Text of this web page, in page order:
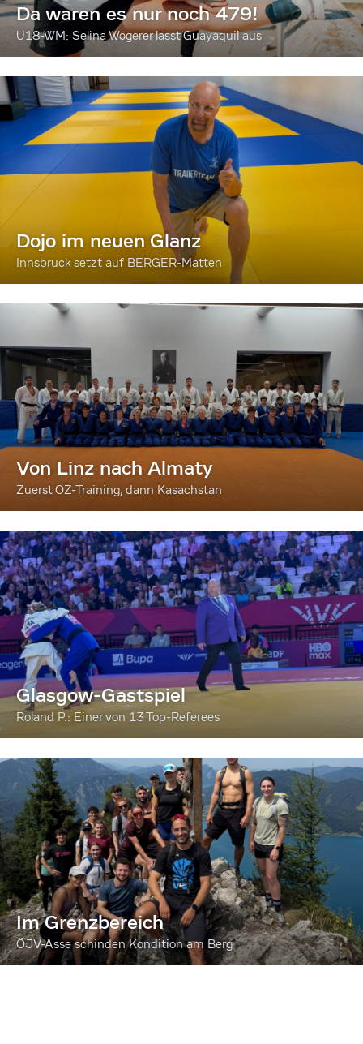
Da waren es nur noch 479!
U18-WM: Selina Wögerer lässt Guayaquil aus
Dojo im neuen Glanz
Innsbruck setzt auf BERGER-Matten
Von Linz nach Almaty
Zuerst OZ-Training, dann Kasachstan
Glasgow-Gastspiel
Roland P.: Einer von 13 Top-Referees
Im Grenzbereich
ÖJV-Asse schinden Kondition am Berg